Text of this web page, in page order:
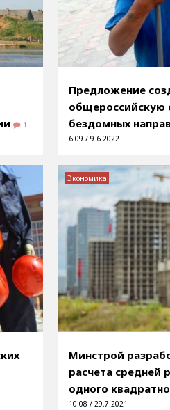
1
Предложение
общероссийскую
бездомных
6:09 / 9.6.2022
Минстрой
расчета средней
одного
10:08 / 29.7.2021
Экономика